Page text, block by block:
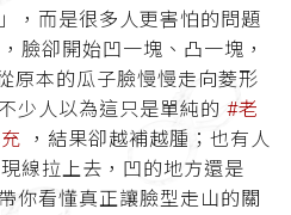
，而是很多人更害怕的問題
臉卻開始凹一塊、凸一塊，
原本的瓜子臉慢慢走向菱形
少人以為這只是單純的 #老
，結果卻越補越腫；也有人
現線拉上去，凹的地方還是
你看懂真正讓臉型走山的關